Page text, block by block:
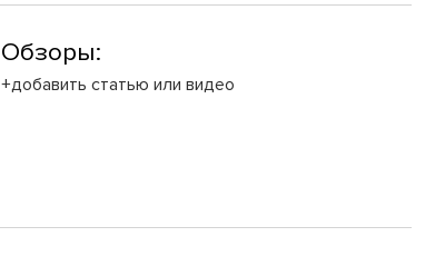
Обзоры:
+добавить статью или видео